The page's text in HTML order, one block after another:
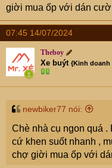
giời mua ốp với dán
07:45 14/07/2024
Theboy
Xe buýt {Kinh doanh
newbiker77 nói:
Chè nhà cụ ngon quá .
cứ khen suốt nhanh ,
chợ giời mua ốp với